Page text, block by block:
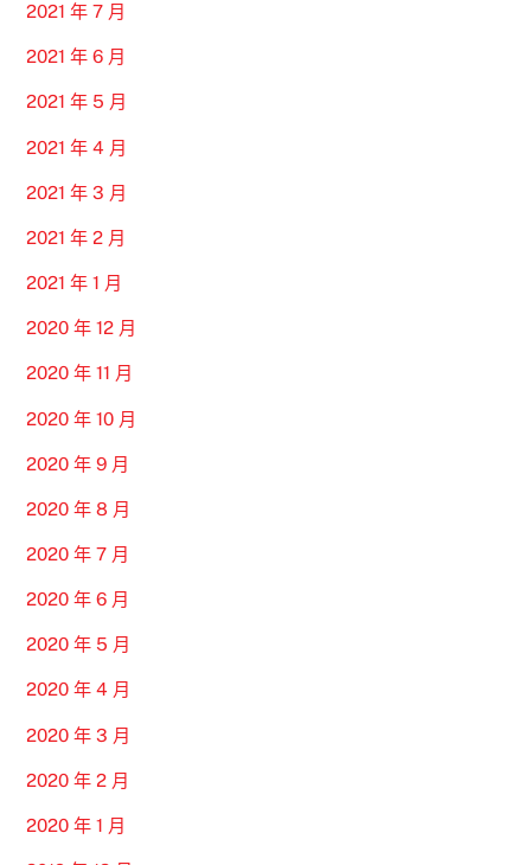
2021 年 7 月
2021 年 6 月
2021 年 5 月
2021 年 4 月
2021 年 3 月
2021 年 2 月
2021 年 1 月
2020 年 12 月
2020 年 11 月
2020 年 10 月
2020 年 9 月
2020 年 8 月
2020 年 7 月
2020 年 6 月
2020 年 5 月
2020 年 4 月
2020 年 3 月
2020 年 2 月
2020 年 1 月